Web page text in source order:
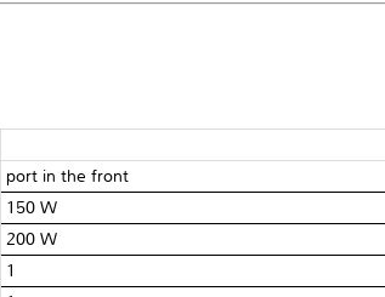
port in the front
150 W
200 W
1